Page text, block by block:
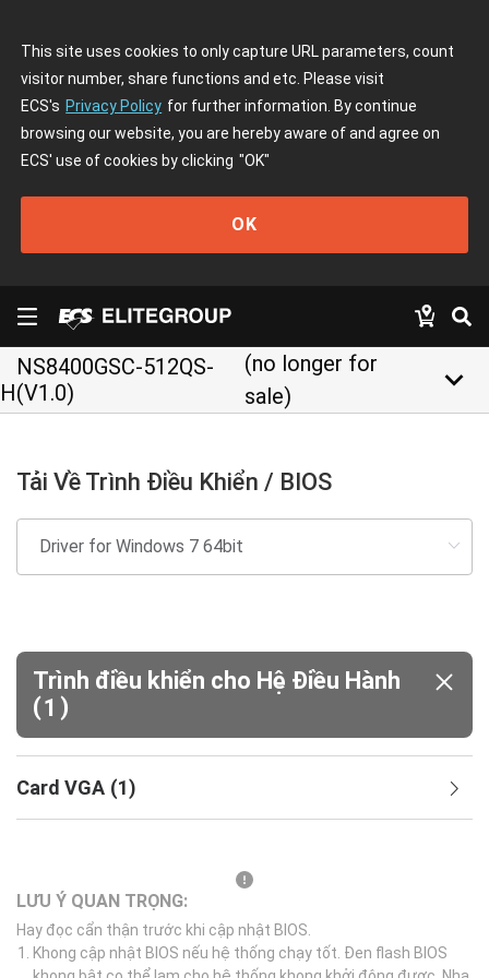
This site uses cookies to only capture URL parameters, count
visitor number, share functions and etc. Please visit
ECS's Privacy Policy for further information. By continue
browsing our website, you are hereby aware of and agree on
ECS' use of cookies by clicking "OK"
OK
NS8400GSC-512QS-
H(V1.0)
(no longer for
sale)
keyboard_arrow_down
Tải Về Trình Điều Khiển / BIOS
Trình điều khiển cho Hệ Điều Hành
(1 )
Card VGA (1)
LƯU Ý QUAN TRỌNG:
Hay đọc cẩn thận trước khi cập nhật BIOS.
Khong cập nhật BIOS nếu hệ thống chạy tốt. Đen flash BIOS